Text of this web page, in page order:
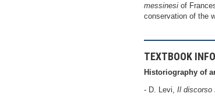
messinesi of
conservation of the
TEXTBOOK
Historiography of
- D. Levi, Il discorso